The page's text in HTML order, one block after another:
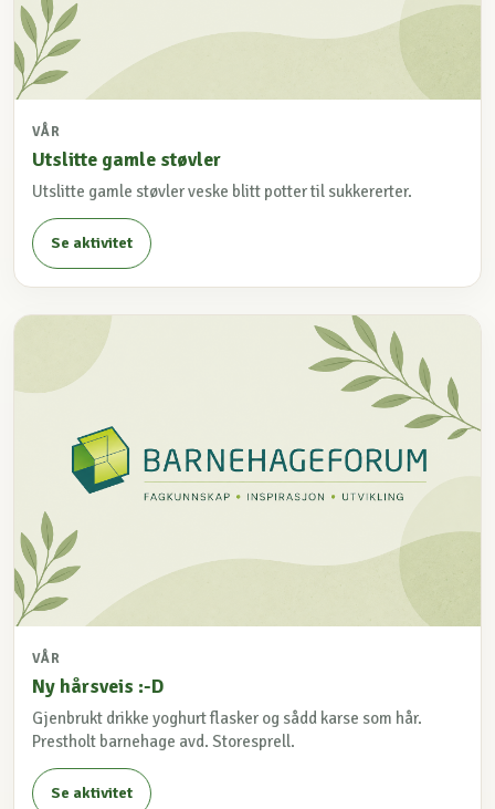
VÅR
Utslitte gamle støvler
Utslitte gamle støvler veske blitt potter til sukkererter.
Se aktivitet
VÅR
Ny hårsveis :-D
Gjenbrukt drikke yoghurt flasker og sådd karse som hår.
Prestholt barnehage avd. Storesprell.
Se aktivitet